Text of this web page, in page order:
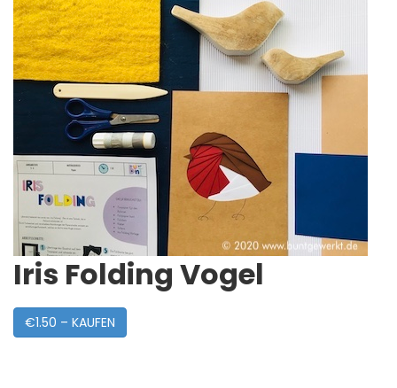
Iris Folding Vogel
€1.50 – KAUFEN